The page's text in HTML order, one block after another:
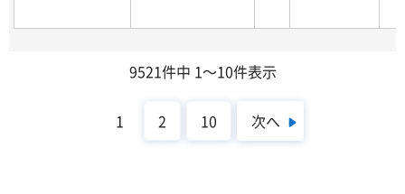
9521件中 1～10件表示
1 2 10 次へ